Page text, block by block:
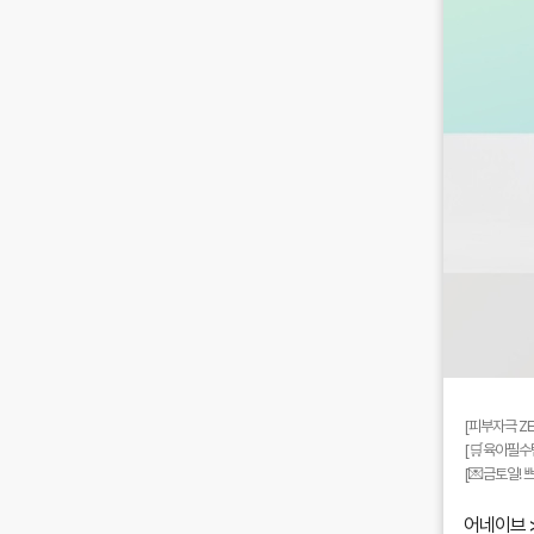
[피부자극
[🛒육아필
[💌금토일!
어네이브